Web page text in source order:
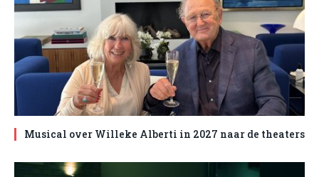
Musical over Willeke Alberti in 2027 naar de theaters